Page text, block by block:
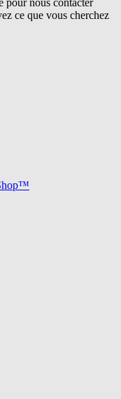
pour nous contacter
ce que vous cherchez